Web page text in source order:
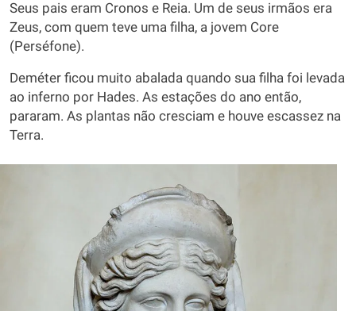
Seus pais eram Cronos e Reia. Um de seus irmãos era
Zeus, com quem teve uma filha, a jovem Core
(Perséfone).
Deméter ficou muito abalada quando sua filha foi levada
ao inferno por Hades. As estações do ano então,
pararam. As plantas não cresciam e houve escassez na
Terra.